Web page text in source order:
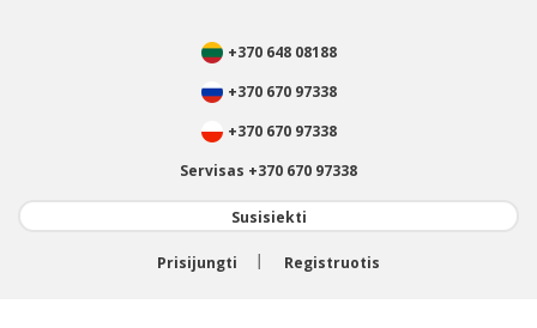
+370 648 08188
+370 670 97338
+370 670 97338
Servisas +370 670 97338
Susisiekti
Prisijungti Registruotis